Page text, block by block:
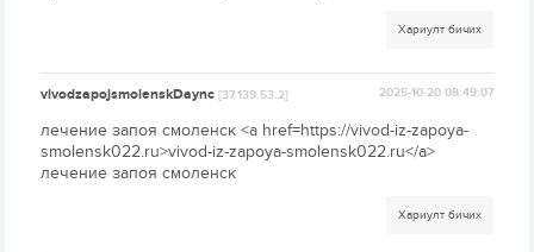
Хариулт бичих
vivodzapojsmolenskDaync[37.139.53.2] 2025-10-20 08:49:07
лечение запоя смоленск <a href=https://vivod-iz-zapoya-
smolensk022.ru>vivod-iz-zapoya-smolensk022.ru</a>
лечение запоя смоленск
Хариулт бичих